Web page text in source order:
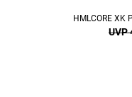
HMLCORE XK
UVP